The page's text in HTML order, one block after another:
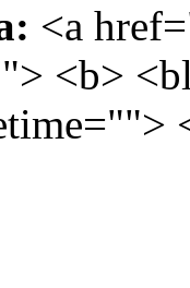
<a
<b>